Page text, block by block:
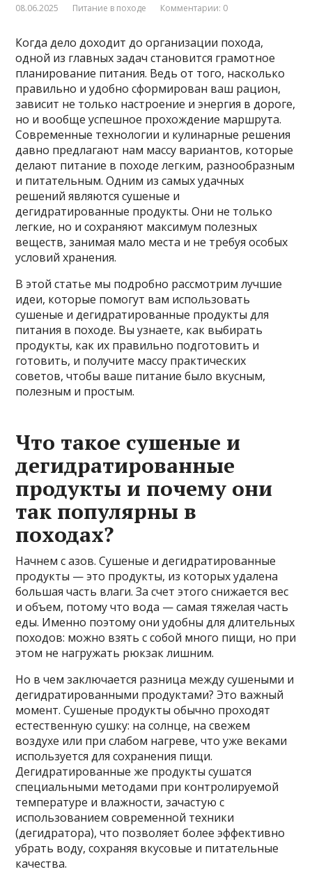
08.06.2025 Питание в походе Комментарии: 0
Когда дело доходит до организации похода,
одной из главных задач становится грамотное
планирование питания. Ведь от того, насколько
правильно и удобно сформирован ваш рацион,
зависит не только настроение и энергия в дороге,
но и вообще успешное прохождение маршрута.
Современные технологии и кулинарные решения
давно предлагают нам массу вариантов, которые
делают питание в походе легким, разнообразным
и питательным. Одним из самых удачных
решений являются сушеные и
дегидратированные продукты. Они не только
легкие, но и сохраняют максимум полезных
веществ, занимая мало места и не требуя особых
условий хранения.
В этой статье мы подробно рассмотрим лучшие
идеи, которые помогут вам использовать
сушеные и дегидратированные продукты для
питания в походе. Вы узнаете, как выбирать
продукты, как их правильно подготовить и
готовить, и получите массу практических
советов, чтобы ваше питание было вкусным,
полезным и простым.
Что такое сушеные и
дегидратированные
продукты и почему они
так популярны в
походах?
Начнем с азов. Сушеные и дегидратированные
продукты — это продукты, из которых удалена
большая часть влаги. За счет этого снижается вес
и объем, потому что вода — самая тяжелая часть
еды. Именно поэтому они удобны для длительных
походов: можно взять с собой много пищи, но при
этом не нагружать рюкзак лишним.
Но в чем заключается разница между сушеными и
дегидратированными продуктами? Это важный
момент. Сушеные продукты обычно проходят
естественную сушку: на солнце, на свежем
воздухе или при слабом нагреве, что уже веками
используется для сохранения пищи.
Дегидратированные же продукты сушатся
специальными методами при контролируемой
температуре и влажности, зачастую с
использованием современной техники
(дегидратора), что позволяет более эффективно
убрать воду, сохраняя вкусовые и питательные
качества.